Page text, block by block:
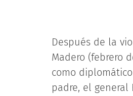
Después de la
Madero (febrero
como
padre, el general